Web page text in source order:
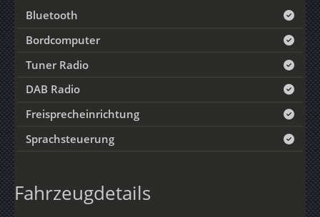
Bluetooth
Bordcomputer
Tuner Radio
DAB Radio
Freisprecheinrichtung
Sprachsteuerung
Fahrzeugdetails